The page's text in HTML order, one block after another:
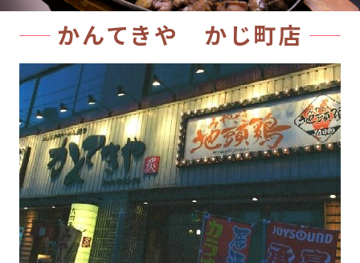
かんてきや かじ町店